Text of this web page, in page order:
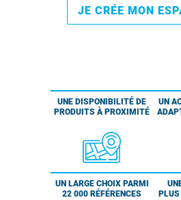
JE CRÉE MON
UNE DISPONIBILITÉ DE
PRODUITS À PROXIMITÉ
UN
UN LARGE CHOIX PARMI
22 000 RÉFÉRENCES